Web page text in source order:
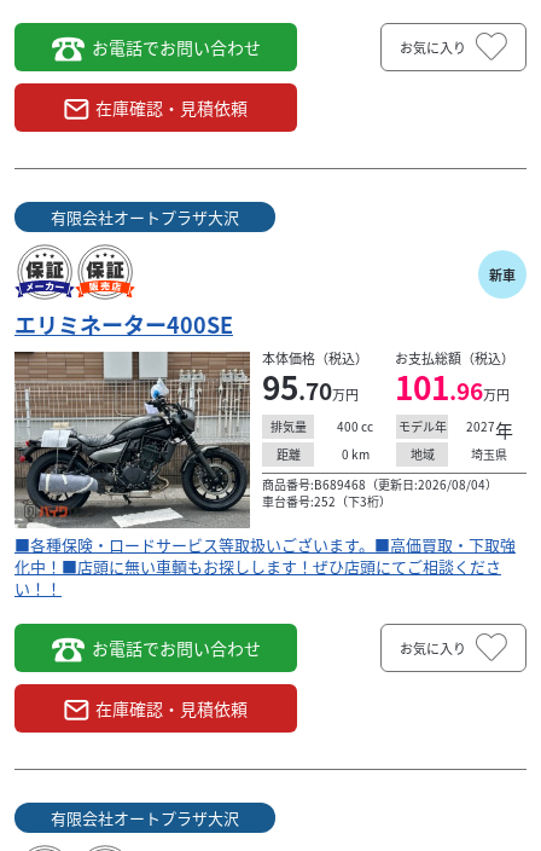
カワサキ
エリミネーター400 2026年モデル パールラヴァオレ
ンジ
本体価格:84.80万円
■新車ご購入後の初回オイル交換無料サービス実施中！！
■各種保険・ロードサービス等取扱いございます。■高価
買取・下取強化中！■店頭に無い車輌もお探しします！...
お電話でお問い合わせ
在庫確認・見積依頼
お気に入り
有限会社オートプラザ大沢
新車
エリミネーター400SE
本体価格（税込）
95.70万円
お支払総額（税込）
101.96万円
排気量 400 cc モデル年 2027年
距離 0 km 地域
埼玉県
商品番号:B689468（更新日:2026/08/04）
車台番号:252（下3桁）
■各種保険・ロードサービス等取扱いございます。■高価買取・下取強
化中！■店頭に無い車輌もお探しします！ぜひ店頭にてご相談くださ
い！！
お電話でお問い合わせ
在庫確認・見積依頼
お気に入り
有限会社オートプラザ大沢